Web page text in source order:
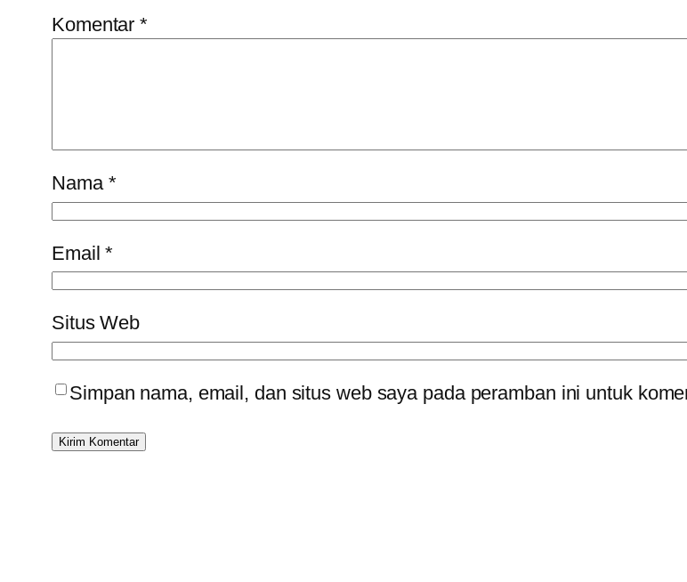
Komentar*
Nama *
Email*
Situs Web
Simpan nama, email, dan situs web saya pada peramban ini untuk